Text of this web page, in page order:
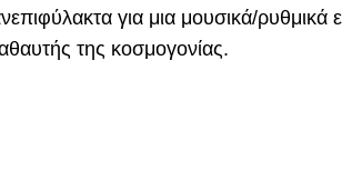
για μια μουσικά/
της κοσμογονίας.